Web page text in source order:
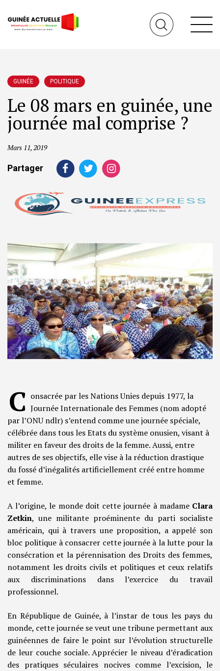
GUINÉE POLITIQUE
Le 08 mars en guinée, une
journée mal comprise ?
Mars 11, 2019
Partager
C onsacrée par les Nations Unies depuis 1977, la
Journée Internationale des Femmes (nom adopté
par l’ONU ndlr) s’entend comme une journée spéciale,
célébrée dans tous les Etats du système onusien, visant à
militer en faveur des droits de la femme. Aussi, entre
autres de ses objectifs, elle vise à la réduction drastique
du fossé d’inégalités artificiellement créé entre homme
et femme.
A l’origine, le monde doit cette journée à madame Clara
Zetkin, une militante proéminente du parti socialiste
américain, qui à travers une proposition, a appelé son
bloc politique à consacrer cette journée à la lutte pour la
consécration et la pérennisation des Droits des femmes,
notamment les droits civils et politiques et ceux relatifs
aux discriminations dans l’exercice du travail
professionnel.
En République de Guinée, à l’instar de tous les pays du
monde, cette journée se veut une tribune permettant aux
guinéennes de faire le point sur l’évolution structurelle
de leur couche sociale. Apprécier le niveau d’éradication
des pratiques séculaires nocives comme l’excision, le